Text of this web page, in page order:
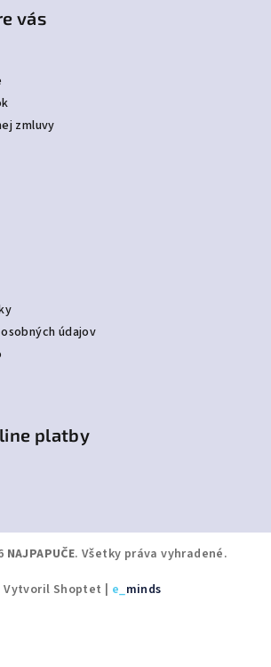
vás
zmluvy
údajov
platby
NAJPAPUČE. Všetky práva vyhradené.
Vytvoril Shoptet
e_minds